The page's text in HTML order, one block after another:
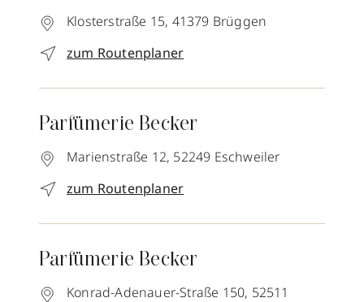
Klosterstraße 15, 41379 Brüggen
zum Routenplaner
Parfümerie Becker
Marienstraße 12, 52249 Eschweiler
zum Routenplaner
Parfümerie Becker
Konrad-Adenauer-Straße 150, 52511